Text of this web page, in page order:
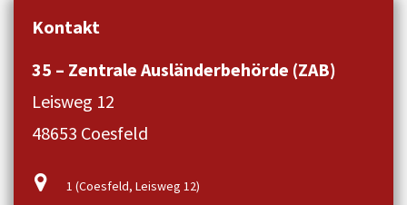
Kontakt
35 – Zentrale Ausländerbehörde (ZAB)
Leisweg 12
48653 Coesfeld
1 (Coesfeld, Leisweg 12)